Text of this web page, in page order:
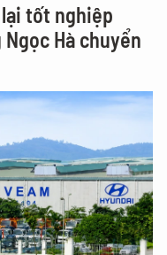
tốt nghiệp
Hà chuyển